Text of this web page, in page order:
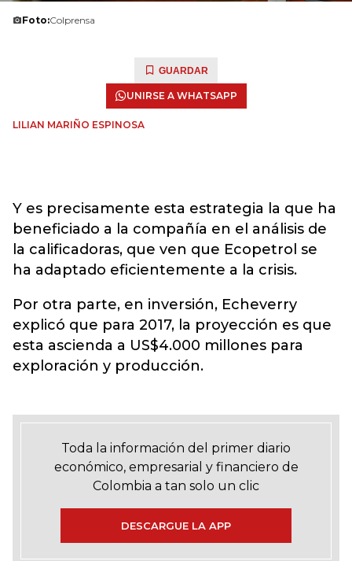
Foto:Colprensa
GUARDAR
UNIRSE A WHATSAPP
LILIAN MARIÑO ESPINOSA
Y es precisamente esta estrategia la que ha
beneficiado a la compañía en el análisis de
la calificadoras, que ven que Ecopetrol se
ha adaptado eficientemente a la crisis.
Por otra parte, en inversión, Echeverry
explicó que para 2017, la proyección es que
esta ascienda a US$4.000 millones para
exploración y producción.
Toda la información del primer diario
económico, empresarial y financiero de
Colombia a tan solo un clic
DESCARGUE LA APP